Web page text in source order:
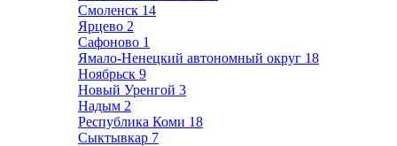
Смоленск 14
Ярцево 2
Сафоново 1
Ямало-Ненецкий автономный округ 18
Ноябрьск 9
Новый Уренгой 3
Надым 2
Республика Коми 18
Сыктывкар 7